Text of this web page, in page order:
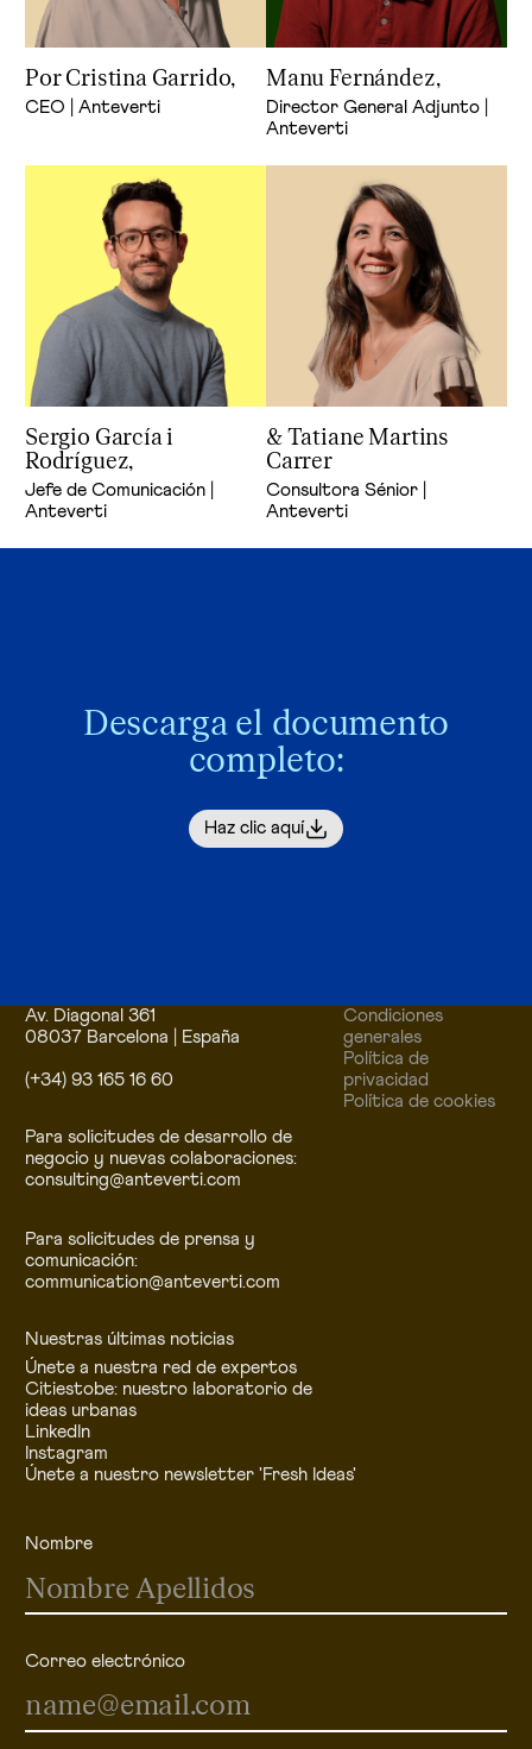
Por Cristina Garrido,
CEO | Anteverti
Manu Fernández,
Director General Adjunto |
Anteverti
Sergio García i
Rodríguez,
Jefe de Comunicación |
Anteverti
& Tatiane Martins
Carrer
Consultora Sénior |
Anteverti
Descarga el documento
completo:
Haz clic aquí
Av. Diagonal 361
08037 Barcelona | España
(+34) 93 165 16 60
Para solicitudes de desarrollo de
negocio y nuevas colaboraciones:
consulting@anteverti.com
Para solicitudes de prensa y
comunicación:
communication@anteverti.com
Nuestras últimas noticias
Únete a nuestra red de expertos
Citiestobe: nuestro laboratorio de
ideas urbanas
LinkedIn
Instagram
Condiciones
generales
Política de
privacidad
Política de cookies
Únete a nuestro newsletter 'Fresh Ideas'
Nombre
Correo electrónico